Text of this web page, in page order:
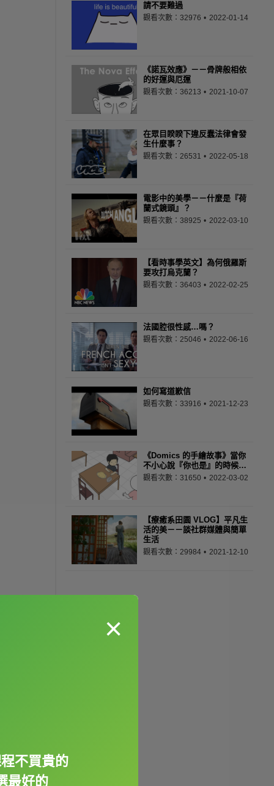
請不要難過
觀看次數：32976 2022-01-14
《諾瓦效應》－－骨牌般相依
的好運與厄運
觀看次數：36213 2021-10-07
在眾目睽睽下違反蠢法律會發
生什麼事？
觀看次數：26531 2022-05-18
電影中的美學－－什麼是『荷
蘭式鏡頭』？
觀看次數：38925 2022-03-10
【看時事學英文】為何俄羅斯
要攻打烏克蘭？
觀看次數：36403 2022-02-25
法國腔很性感…嗎？
觀看次數：25046 2022-06-16
如何寫道歉信
觀看次數：33916 2021-12-23
《Domics 的手繪故事》當你
不小心說『你也是』的時候…
觀看次數：31650 2022-03-02
【療癒系田園 VLOG】平凡生
活的美－－談社群媒體與簡單
生活
觀看次數：29984 2021-12-10
×
不買貴的
最好的